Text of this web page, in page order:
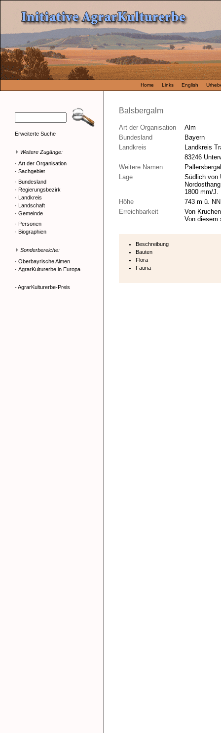
Home Links English
Erweiterte Suche
Weitere Zugänge:
· Art der Organisation
· Sachgebiet
· Bundesland
· Regierungsbezirk
· Landkreis
· Landschaft
· Gemeinde
· Personen
· Biographien
Sonderbereiche:
· Oberbayrische Almen
· AgrarKulturerbe in Europa
- AgrarKulturerbe-Preis
Balsbergalm
Art der Organisation
Alm
Bundesland
Bayern
Landkreis
Landkreis
83246
Weitere Namen
Lage
Südlich von
1800 mm/J.
Höhe
743 m ü. NN
Erreichbarkeit
Von
Von diesem
Beschreibung
Bauten
Flora
Fauna